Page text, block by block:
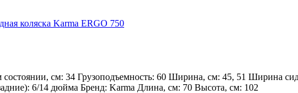
коляска Karma ERGO 750
см: 34 Грузоподъемность: 60 Ширина, см: 45, 51 Ширина
6/14 дюйма Бренд: Karma Длина, см: 70 Высота, см: 102